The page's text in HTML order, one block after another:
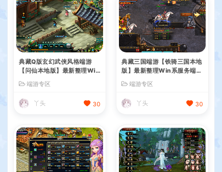
典藏Q版玄幻武侠风格端游
【问仙本地版】最新整理Win
系服务端+PC客户端+GM指
令+详细搭建教程
端游专区
丫头 30
典藏三国端游【铁骑三国本地
版】最新整理Win系服务端+
PC客户端+详细搭建教程+G
M命令教程
端游专区
丫头 30